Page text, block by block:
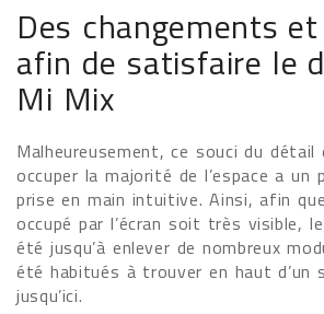
Des changements
afin de satisfaire le
Mi Mix
Malheureusement, ce souci du détail
occuper la majorité de l’espace a un
prise en main intuitive. Ainsi, afin
occupé par l’écran soit très visible,
été jusqu’à enlever de nombreux
été habitués à trouver en haut d’un
jusqu’ici.